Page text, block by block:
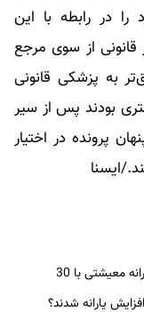
در رابطه با این
قانونی از سوی مرجع
به پزشکی قانونی
بودند پس از سیر
پرونده در اختیار
ایسنا
پرداخت کالابرگ برای مادران | واریزی یارانه معیشتی با 30
یارانه شدند؟